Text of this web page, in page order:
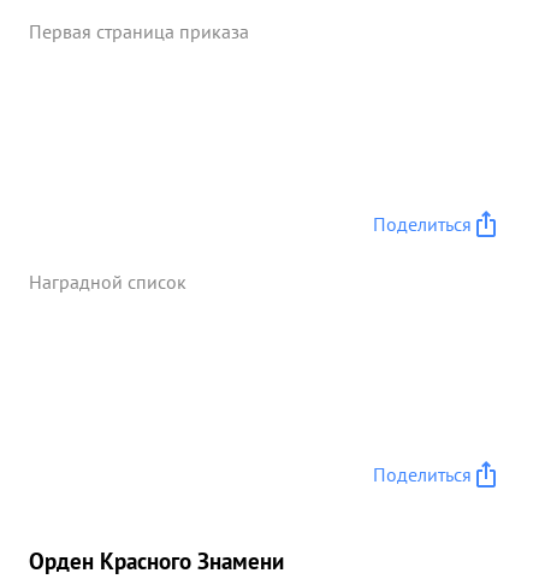
Первая страница приказа
Поделиться
Наградной список
Поделиться
Орден Красного Знамени